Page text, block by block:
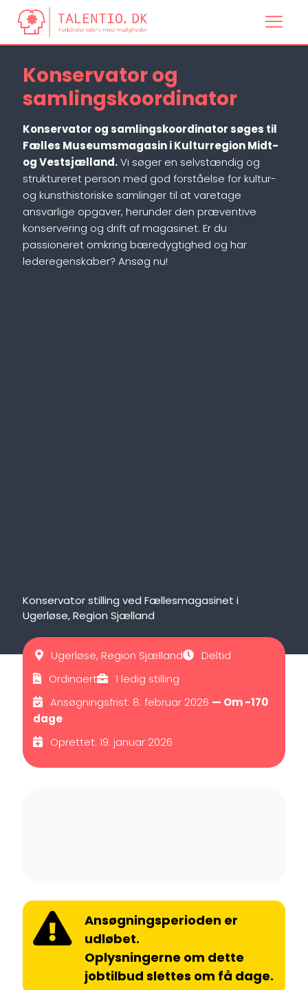
Konservator og
samlingskoordinator
Konservator og samlingskoordinator søges til
Fælles Museumsmagasin i Kulturregion Midt-
og Vestsjælland.Vi søger en selvstændig og
struktureret person med god forståelse for kultur-
og kunsthistoriske samlinger til at varetage
ansvarlige opgaver, herunder den præventive
konservering og drift af magasinet. Er du
passioneret omkring bæredygtighed og har
lederegenskaber? Ansøg nu!
Konservator stilling ved Fællesmagasinet i
Ugerløse, Region Sjælland
Ugerløse, Region Sjælland
Deltid
Ordinaert
1 ledig stilling
Ansøgningsfrist: 8. februar 2026 — Om -170
dage
Oprettet: 19. januar 2026
Ansøgningsperioden er
udløbet.
Oplysningerne om dette
jobtilbud slettes om få dage.